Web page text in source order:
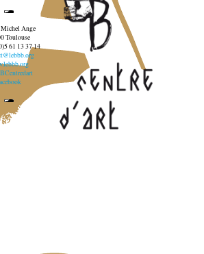
Michel Ange
Toulouse
61 13 37 14